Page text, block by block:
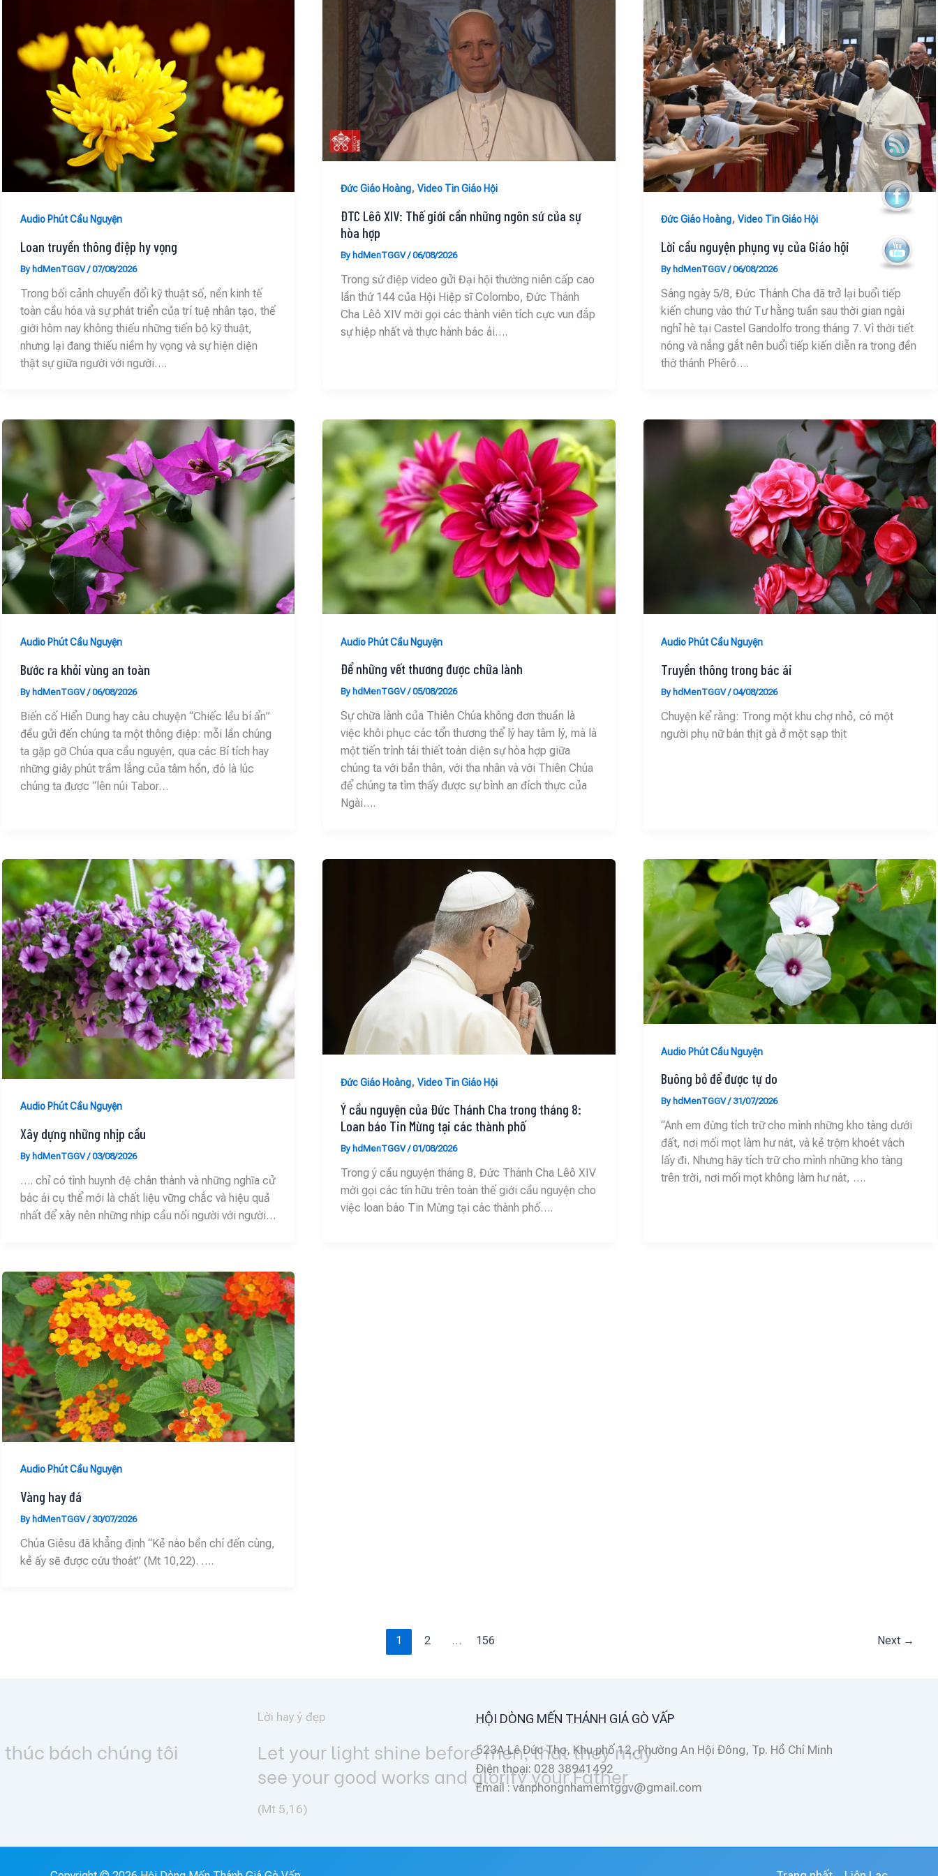
Audio Phút Cầu Nguyện
Loan truyền thông điệp hy vọng
By hdMenTGGV/07/08/2026
Trong bối cảnh chuyển đổi kỹ thuật số, nền kinh tế
toàn cầu hóa và sự phát triển của trí tuệ nhân tạo, thế
giới hôm nay không thiếu những tiến bộ kỹ thuật,
nhưng lại đang thiếu niềm hy vọng và sự hiện diện
thật sự giữa người với người….
Đức Giáo Hoàng, Video Tin Giáo Hội
ĐTC Lêô XIV: Thế giới cần những ngôn sứ của sự
hòa hợp
By hdMenTGGV/06/08/2026
Trong sứ điệp video gửi Đại hội thường niên cấp cao
lần thứ 144 của Hội Hiệp sĩ Colombo, Đức Thánh
Cha Lêô XIV mời gọi các thành viên tích cực vun đắp
sự hiệp nhất và thực hành bác ái….
Đức Giáo Hoàng,Video Tin Giáo Hội
Lời cầu nguyện phụng vụ của Giáo hội
By hdMenTGGV/06/08/2026
Sáng ngày 5/8, Đức Thánh Cha đã trở lại buổi tiếp
kiến chung vào thứ Tư hằng tuần sau thời gian ngài
nghỉ hè tại Castel Gandolfo trong tháng 7. Vì thời tiết
nóng và nắng gắt nên buổi tiếp kiến diễn ra trong đền
thờ thánh Phêrô….
Audio Phút Cầu Nguyện
Bước ra khỏi vùng an toàn
By hdMenTGGV/06/08/2026
Biến cố Hiển Dung hay câu chuyện “Chiếc lều bí ẩn”
đều gửi đến chúng ta một thông điệp: mỗi lần chúng
ta gặp gỡ Chúa qua cầu nguyện, qua các Bí tích hay
những giây phút trầm lắng của tâm hồn, đó là lúc
chúng ta được “lên núi Tabor…
Audio Phút Cầu Nguyện
Để những vết thương được chữa lành
By hdMenTGGV/05/08/2026
Sự chữa lành của Thiên Chúa không đơn thuần là
việc khôi phục các tổn thương thể lý hay tâm lý, mà là
một tiến trình tái thiết toàn diện sự hòa hợp giữa
chúng ta với bản thân, với tha nhân và với Thiên Chúa
để chúng ta tìm thấy được sự bình an đích thực của
Ngài….
Audio Phút Cầu Nguyện
Truyền thông trong bác ái
By hdMenTGGV/04/08/2026
Chuyện kể rằng: Trong một khu chợ nhỏ, có một
người phụ nữ bán thịt gà ở một sạp thịt
Audio Phút Cầu Nguyện
Xây dựng những nhịp cầu
By hdMenTGGV/03/08/2026
…. chỉ có tình huynh đệ chân thành và những nghĩa cử
bác ái cụ thể mới là chất liệu vững chắc và hiệu quả
nhất để xây nên những nhịp cầu nối người với người…
Đức Giáo Hoàng, Video Tin Giáo Hội
Ý cầu nguyện của Đức Thánh Cha trong tháng 8:
Loan báo Tin Mừng tại các thành phố
By hdMenTGGV/01/08/2026
Trong ý cầu nguyện tháng 8, Đức Thánh Cha Lêô XIV
mời gọi các tín hữu trên toàn thế giới cầu nguyện cho
việc loan báo Tin Mừng tại các thành phố….
Audio Phút Cầu Nguyện
Buông bỏ để được tự do
By hdMenTGGV/ 31/07/2026
“Anh em đừng tích trữ cho mình những kho tàng dưới
đất, nơi mối mọt làm hư nát, và kẻ trộm khoét vách
lấy đi. Nhưng hãy tích trữ cho mình những kho tàng
trên trời, nơi mối mọt không làm hư nát, ….
Audio Phút Cầu Nguyện
Vàng hay đá
By hdMenTGGV/ 30/07/2026
Chúa Giêsu đã khẳng định “Kẻ nào bền chí đến cùng,
kẻ ấy sẽ được cứu thoát” (Mt 10,22). ….
1 2 … 156 Next →
Let your light shine before men, that they may
see your good works and glorify your Father
HỘI DÒNG MẾN THÁNH GIÁ GÒ VẤP
523A Lê Đức Thọ, Khu phố 12, Phường An Hội Đông, Tp. Hồ Chí Minh
Điện thoại: 028 38941492
Email : vanphongnhamemtggv@gmail.com